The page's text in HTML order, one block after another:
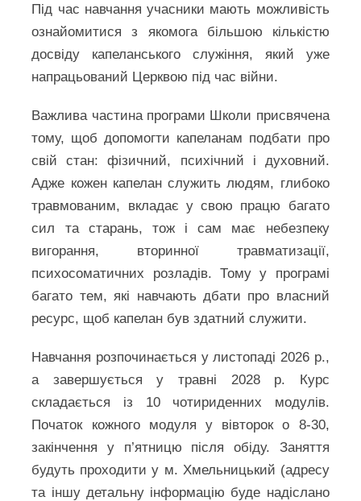
Під час навчання учасники мають можливість
ознайомитися з якомога більшою кількістю
досвіду капеланського служіння, який уже
напрацьований Церквою під час війни.
Важлива частина програми Школи присвячена
тому, щоб допомогти капеланам подбати про
свій стан: фізичний, психічний і духовний.
Адже кожен капелан служить людям, глибоко
травмованим, вкладає у свою працю багато
сил та старань, тож і сам має небезпеку
вигорання, вторинної травматизації,
психосоматичних розладів. Тому у програмі
багато тем, які навчають дбати про власний
ресурс, щоб капелан був здатний служити.
Навчання розпочинається у листопаді 2026 р.,
а завершується у травні 2028 р. Курс
складається із 10 чотириденних модулів.
Початок кожного модуля у вівторок о 8-30,
закінчення у п’ятницю після обіду. Заняття
будуть проходити у м. Хмельницький (адресу
та іншу детальну інформацію буде надіслано